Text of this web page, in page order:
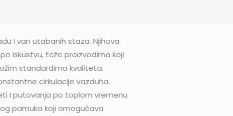
I van utabanih staza. Njihova
iskustvu, teže proizvodima koji
standardima kvaliteta.
cirkulacije vazduha.
I putovanja po toplom vremenu
pamuka koji omogućava